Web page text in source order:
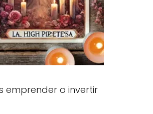
emprender o invertir